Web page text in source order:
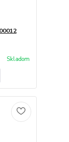
Skladom